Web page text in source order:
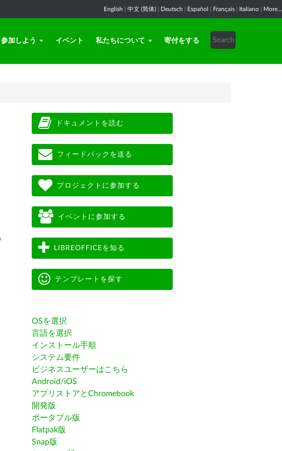
English 中文 (简体) Deutsch Español Français Italiano More...
参加しよう イベント 私たちについて 寄付をする
ドキュメントを読む
フィードバックを送る
プロジェクトに参加する
イベントに参加する
LIBREOFFICEを知る
テンプレートを探す
OSを選択
言語を選択
インストール手順
システム要件
ビジネスユーザーはこちら
Android/iOS
アプリストアとChromebook
開発版
ポータブル版
Flatpak版
Snap版